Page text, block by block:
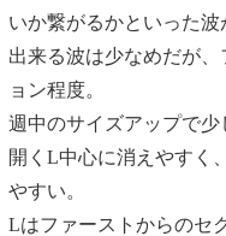
いか繋がるかといった
出来る波は少なめだが
ョン程度。
週中のサイズアップで
開くL中心に消えやすく
やすい。
Lはファーストからのセ